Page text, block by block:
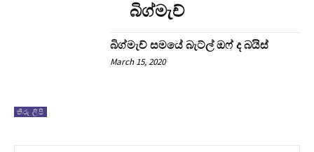
බිග්මැච්
තීරු ලිපි
බිග්මැච් සමයේ බැට්ල් ඔෆ් ද බයිස්
March 15, 2020